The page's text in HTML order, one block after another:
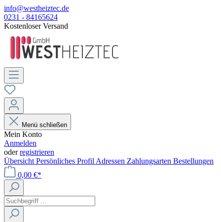
info@westheiztec.de
0231 - 84165624
Kostenloser Versand
Menü schließen
Mein Konto
Anmelden
oderregistrieren
Übersicht Persönliches Profil Adressen Zahlungsarten Bestellungen
0,00 €*